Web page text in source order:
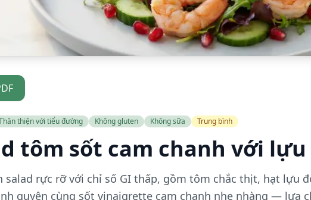
thiện với tiểu đường Không gluten Không sữa Trung bình
tôm sốt cam chanh với
salad rực rỡ với chỉ số GI thấp, gồm tôm chắc thịt, hạt lựu
quyện cùng sốt vinaigrette cam chanh nhẹ nhàng — lựa